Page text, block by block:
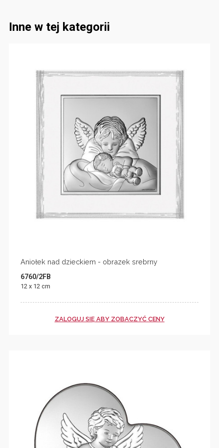
Inne w tej kategorii
Aniołek nad dzieckiem - obrazek srebrny
6760/2FB
12 x 12 cm
ZALOGUJ SIĘ ABY ZOBACZYĆ CENY